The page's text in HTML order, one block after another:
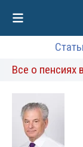
Все о пенсиях